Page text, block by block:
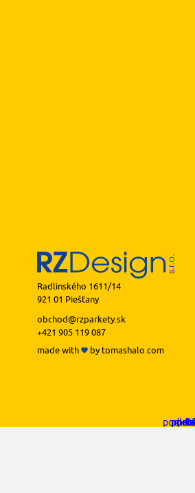
Radlinského 1611/14
921 01 Piešťany
obchod@rzparkety.sk
+421 905 119 087
made with
bytomashalo.com